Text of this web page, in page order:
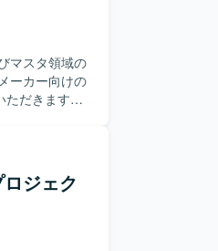
数の関係者
る方を歓迎
、標準機能
の上流工程か
しながら新た
他：Power
マスタ領域の
ただきます。
経験を積む
トとなります。
ジェク